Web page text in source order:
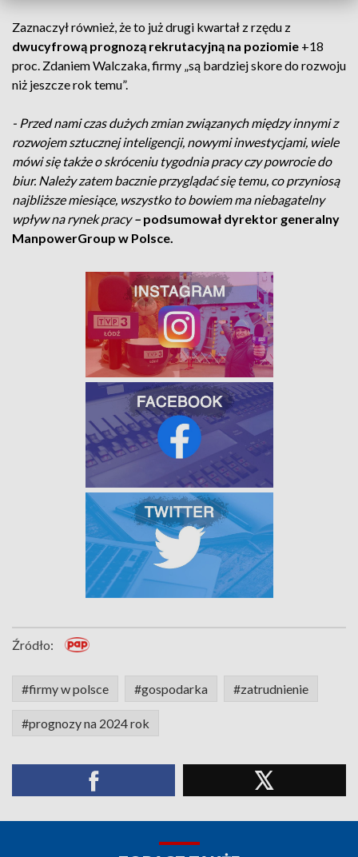
Zaznaczył również, że to już drugi kwartał z rzędu z
dwucyfrową prognozą rekrutacyjną na poziomie +18
proc. Zdaniem Walczaka, firmy „są bardziej skore do rozwoju
niż jeszcze rok temu”.
- Przed nami czas dużych zmian związanych między innymi z
rozwojem sztucznej inteligencji, nowymi inwestycjami, wiele
mówi się także o skróceniu tygodnia pracy czy powrocie do
biur. Należy zatem bacznie przyglądać się temu, co przyniosą
najbliższe miesiące, wszystko to bowiem ma niebagatelny
wpływ na rynek pracy– podsumował dyrektor generalny
ManpowerGroup w Polsce.
Źródło:
#firmy w polsce #gospodarka #zatrudnienie
#prognozy na 2024 rok